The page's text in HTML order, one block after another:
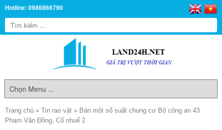
Hotline: 0986866790
Trang chủ » Tin rao vặt » Bán một số suất chung cư Bộ công an 43
Phạm Văn Đồng, Cổ nhuế 2